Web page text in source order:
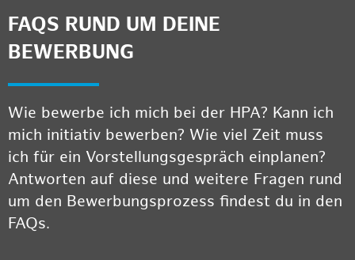
FAQS RUND UM DEINE
BEWERBUNG
Wie bewerbe ich mich bei der HPA? Kann ich
mich initiativ bewerben? Wie viel Zeit muss
ich für ein Vorstellungsgespräch einplanen?
Antworten auf diese und weitere Fragen rund
um den Bewerbungsprozess findest du in den
FAQs.